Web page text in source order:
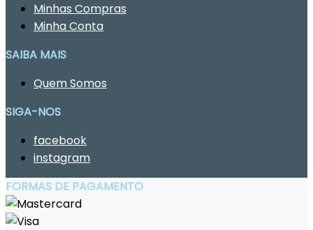
Minhas Compras
Minha Conta
SAIBA MAIS
Quem Somos
SIGA-NOS
facebook
instagram
FORMAS DE PAGAMENTO